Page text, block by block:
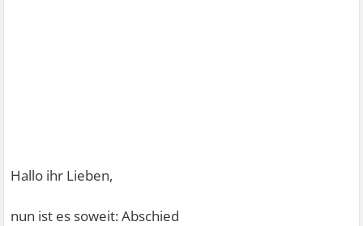
Hallo ihr Lieben,
nun ist es soweit: Abschied